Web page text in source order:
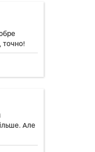
точно!
Але